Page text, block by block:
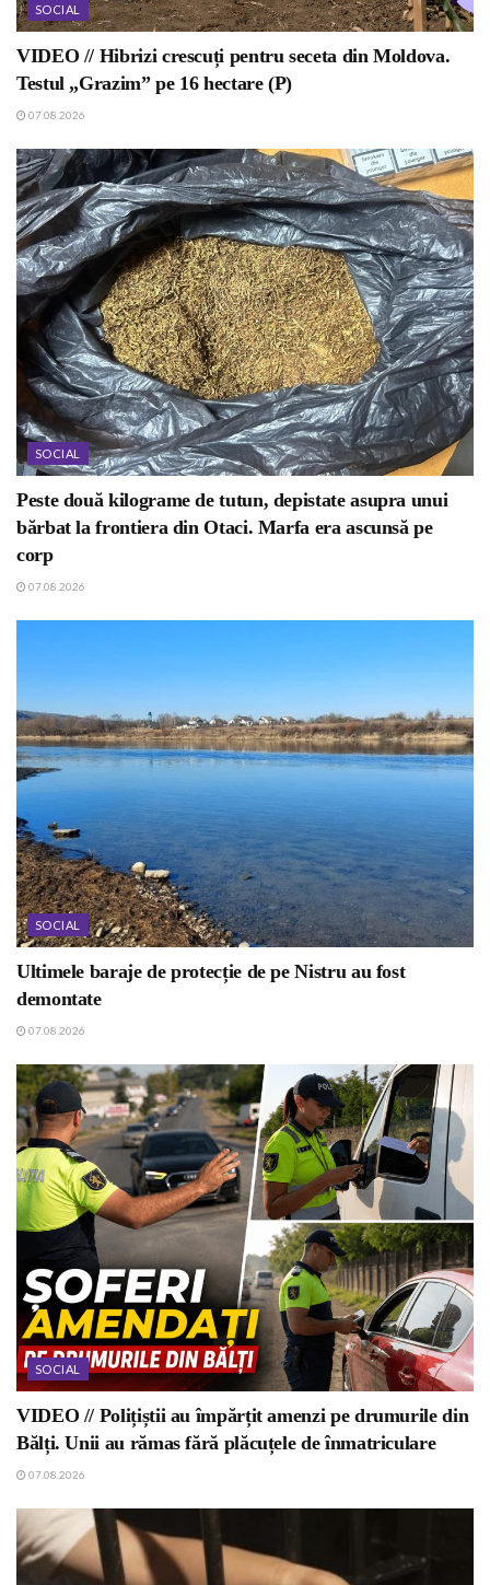
SOCIAL
VIDEO // Hibrizi crescuți pentru seceta din Moldova.
Testul „Grazim” pe 16 hectare (P)
07.08.2026
SOCIAL
Peste două kilograme de tutun, depistate asupra unui
bărbat la frontiera din Otaci. Marfa era ascunsă pe
corp
07.08.2026
SOCIAL
Ultimele baraje de protecție de pe Nistru au fost
demontate
07.08.2026
SOCIAL
VIDEO // Polițiștii au împărțit amenzi pe drumurile din
Bălți. Unii au rămas fără plăcuțele de înmatriculare
07.08.2026